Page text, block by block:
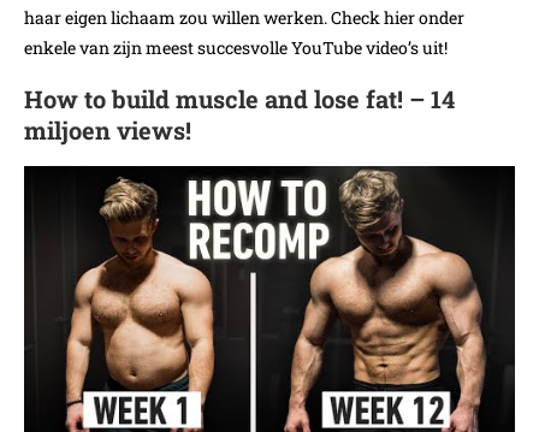
haar eigen lichaam zou willen werken. Check hier onder
enkele van zijn meest succesvolle YouTube video’s uit!
How to build muscle and lose fat! – 14
miljoen views!